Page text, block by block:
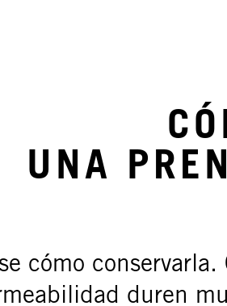
UNA
cómo
duren